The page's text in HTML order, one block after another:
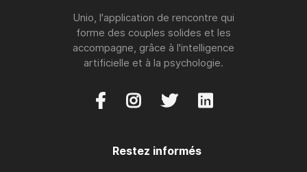
Unio, l'application de rencontre qui
forme des couples solides et les
accompagne, grâce à l'intelligence
artificielle et à la psychologie.
   
Restez informés